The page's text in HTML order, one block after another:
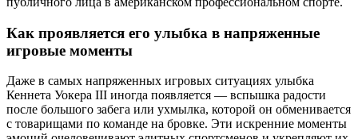
Как проявляется его улыбка в напряженные
игровые моменты
Даже в самых напряженных игровых ситуациях улыбка
Кеннета Уокера III иногда появляется — вспышка радости
после большого забега или ухмылка, которой он обменивается
с товарищами по команде на бровке. Эти искренние моменты